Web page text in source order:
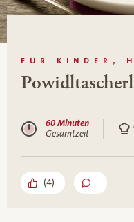
FÜR KINDER,
60 Minuten
Gesamtzeit
(4)